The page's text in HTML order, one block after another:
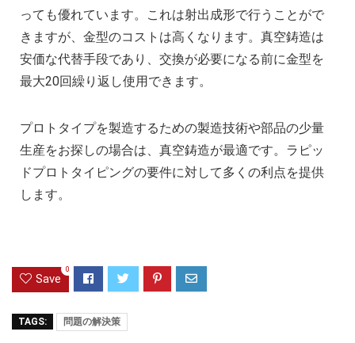
っても優れています。これは射出成形で行うことがで
きますが、金型のコストは高くなります。真空鋳造は
安価な代替手段であり、交換が必要になる前に金型を
最大20回繰り返し使用できます。
プロトタイプを製造するための製造技術や部品の少量
生産をお探しの場合は、真空鋳造が最適です。ラピッ
ドプロトタイピングの要件に対して多くの利点を提供
します。
Save
0
TAGS: 問題の解決策